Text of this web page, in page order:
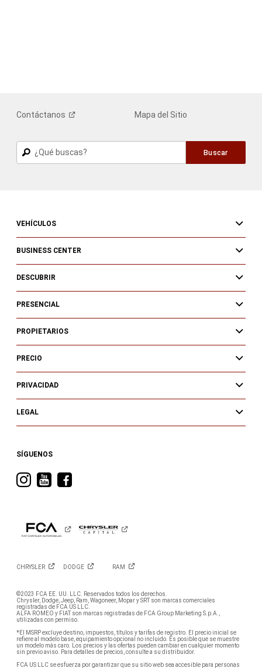
Contáctanos Mapa del Sitio
Buscar
Buscar
VEHÍCULOS
BUSINESS CENTER
DESCUBRIR
PRESENCIAL
PROPIETARIOS
PRECIO
PRIVACIDAD
LEGAL
SÍGUENOS
Visita
Instagram
Visita
YouTube
Visita
Facebook
CHRYSLER DODGE RAM
©2023 FCA EE. UU. LLC. Reservados todos los derechos.
Chrysler, Dodge, Jeep, Ram, Wagoneer, Mopar y SRT son marcas comerciales
registradas de FCA US LLC.
ALFA ROMEO y FIAT son marcas registradas de FCA Group Marketing S.p.A.,
utilizadas con permiso.
*El MSRP excluye destino, impuestos, títulos y tarifas de registro. El precio inicial se
refiere al modelo base, equipamiento opcional no incluido. Es posible que se muestre
un modelo más caro. Los precios y las ofertas pueden cambiar en cualquier momento
sin previo aviso. Para detalles de precios, consulte a su distribuidor.
FCA US LLC se esfuerza por garantizar que su sitio web sea accesible para personas